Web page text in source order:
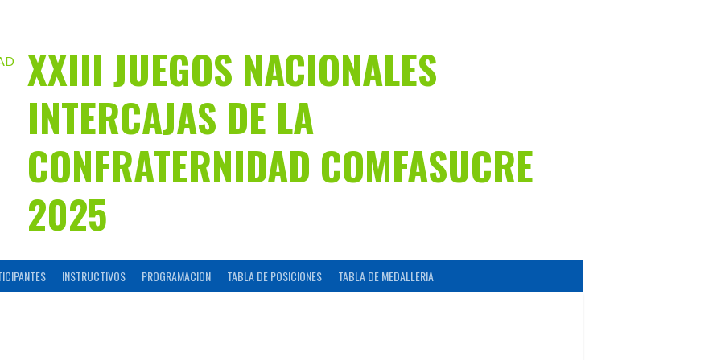
XXIII JUEGOS NACIONALES
INTERCAJAS DE LA
CONFRATERNIDAD COMFASUCRE
2025
INSTRUCTIVOS PROGRAMACION TABLA DE POSICIONES TABLA DE MEDALLERIA